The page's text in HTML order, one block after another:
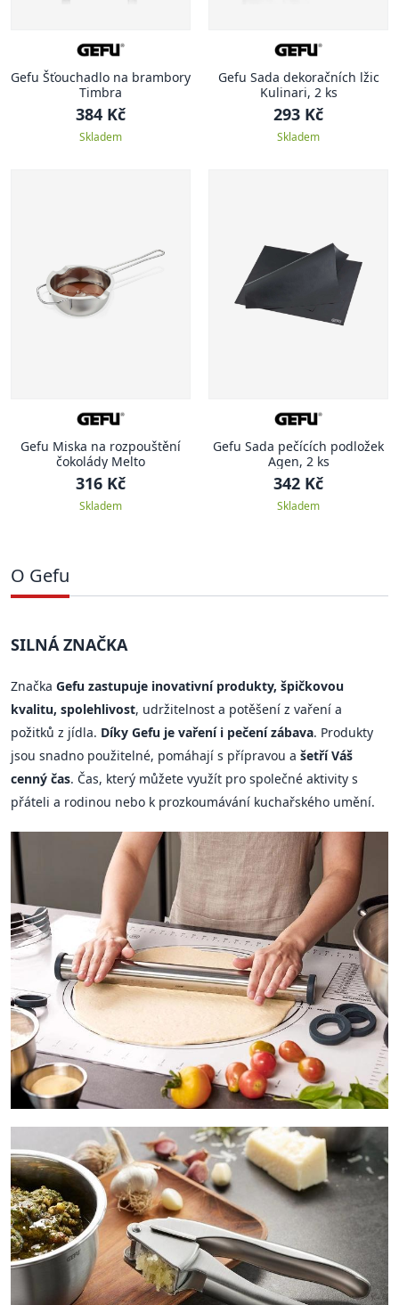
Gefu Šťouchadlo na brambory
Timbra
384 Kč
Skladem
Gefu Sada dekoračních lžic
Kulinari, 2 ks
293 Kč
Skladem
Gefu Miska na rozpouštění
čokolády Melto
316 Kč
Skladem
Gefu Sada pečících podložek
Agen, 2 ks
342 Kč
Skladem
O Gefu
SILNÁ ZNAČKA
Značka Gefu zastupuje inovativní produkty, špičkovou
kvalitu, spolehlivost, udržitelnost a potěšení z vaření a
požitků z jídla. Díky Gefu je vaření i pečení zábava. Produkty
jsou snadno použitelné, pomáhají s přípravou a šetří Váš
cenný čas. Čas, který můžete využít pro společné aktivity s
přáteli a rodinou nebo k prozkoumávání kuchařského umění.